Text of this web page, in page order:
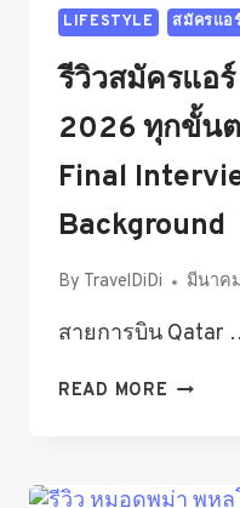
LIFESTYLE สมัครแอ
รีวิวสมัครแอ
2026 ทุกขั้น
Final
Background
By TravelDiDi มีนาค
สายการบิน Qatar
READ MORE รีวิว